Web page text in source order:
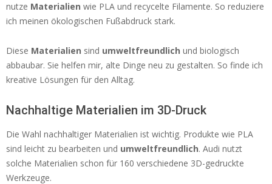
nutze Materialien wie PLA und recycelte Filamente. So reduziere
ich meinen ökologischen Fußabdruck stark.
Diese Materialien sind umweltfreundlich und biologisch
abbaubar. Sie helfen mir, alte Dinge neu zu gestalten. So finde ich
kreative Lösungen für den Alltag.
Nachhaltige Materialien im 3D-Druck
Die Wahl nachhaltiger Materialien ist wichtig. Produkte wie PLA
sind leicht zu bearbeiten und umweltfreundlich. Audi nutzt
solche Materialien schon für 160 verschiedene 3D-gedruckte
Werkzeuge.